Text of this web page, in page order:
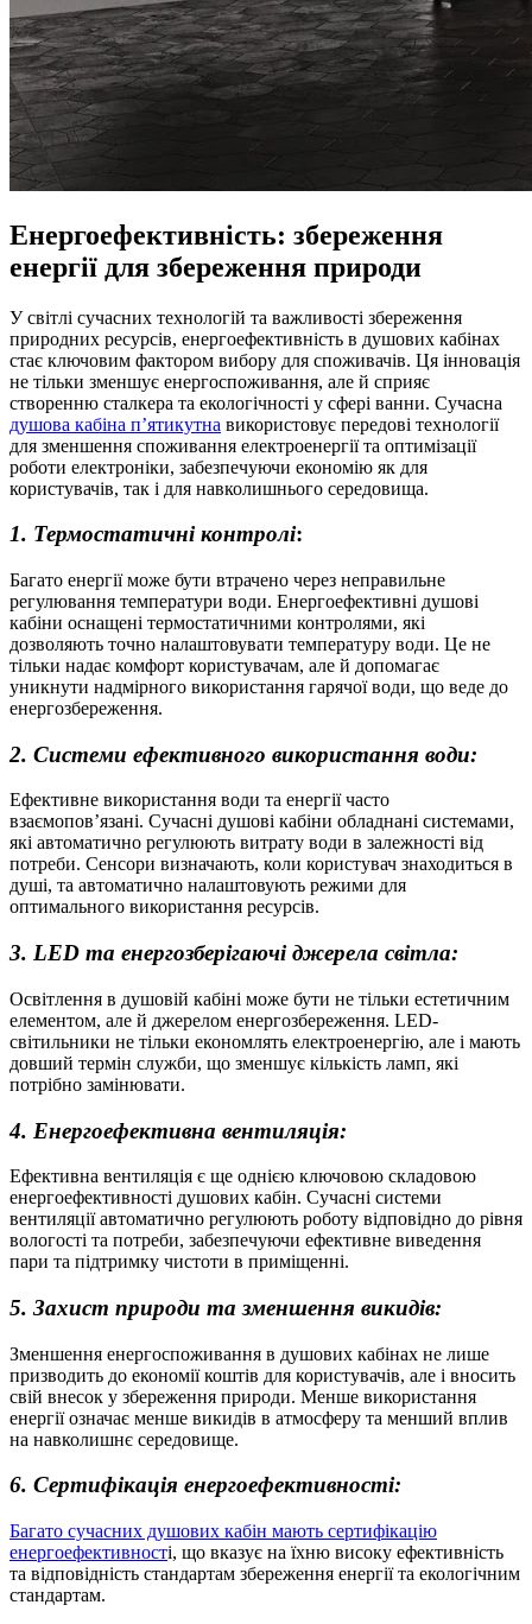
Енергоефективність: збереження
енергії для збереження природи
У світлі сучасних технологій та важливості збереження
природних ресурсів, енергоефективність в душових кабінах
стає ключовим фактором вибору для споживачів. Ця інновація
не тільки зменшує енергоспоживання, але й сприяє
створенню сталкера та екологічності у сфері ванни. Сучасна
душова кабіна п’ятикутна використовує передові технології
для зменшення споживання електроенергії та оптимізації
роботи електроніки, забезпечуючи економію як для
користувачів, так і для навколишнього середовища.
1. Термостатичні контролі:
Багато енергії може бути втрачено через неправильне
регулювання температури води. Енергоефективні душові
кабіни оснащені термостатичними контролями, які
дозволяють точно налаштовувати температуру води. Це не
тільки надає комфорт користувачам, але й допомагає
уникнути надмірного використання гарячої води, що веде до
енергозбереження.
2. Системи ефективного використання води:
Ефективне використання води та енергії часто
взаємопов’язані. Сучасні душові кабіни обладнані системами,
які автоматично регулюють витрату води в залежності від
потреби. Сенсори визначають, коли користувач знаходиться в
душі, та автоматично налаштовують режими для
оптимального використання ресурсів.
3. LED та енергозберігаючі джерела світла:
Освітлення в душовій кабіні може бути не тільки естетичним
елементом, але й джерелом енергозбереження. LED-
світильники не тільки економлять електроенергію, але і мають
довший термін служби, що зменшує кількість ламп, які
потрібно замінювати.
4. Енергоефективна вентиляція:
Ефективна вентиляція є ще однією ключовою складовою
енергоефективності душових кабін. Сучасні системи
вентиляції автоматично регулюють роботу відповідно до рівня
вологості та потреби, забезпечуючи ефективне виведення
пари та підтримку чистоти в приміщенні.
5. Захист природи та зменшення викидів:
Зменшення енергоспоживання в душових кабінах не лише
призводить до економії коштів для користувачів, але і вносить
свій внесок у збереження природи. Менше використання
енергії означає менше викидів в атмосферу та менший вплив
на навколишнє середовище.
6. Сертифікація енергоефективності:
Багато сучасних душових кабін мають сертифікацію
енергоефективності, що вказує на їхню високу ефективність
та відповідність стандартам збереження енергії та екологічним
стандартам.